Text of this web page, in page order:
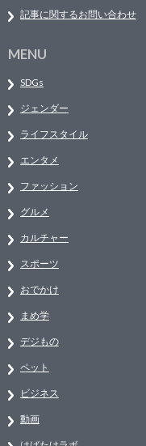
記事に関するお問い合わせ
MENU
SDGs
ジェンダー
ライフスタイル
エンタメ
ファッション
グルメ
カルチャー
スポーツ
おでかけ
まめ学
デジもの
ペット
ビジネス
動画